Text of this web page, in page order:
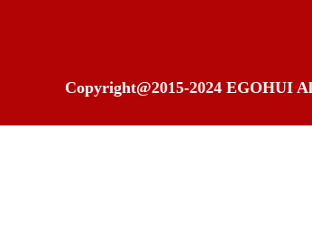
Copyright@2015-2024 EGOHUI